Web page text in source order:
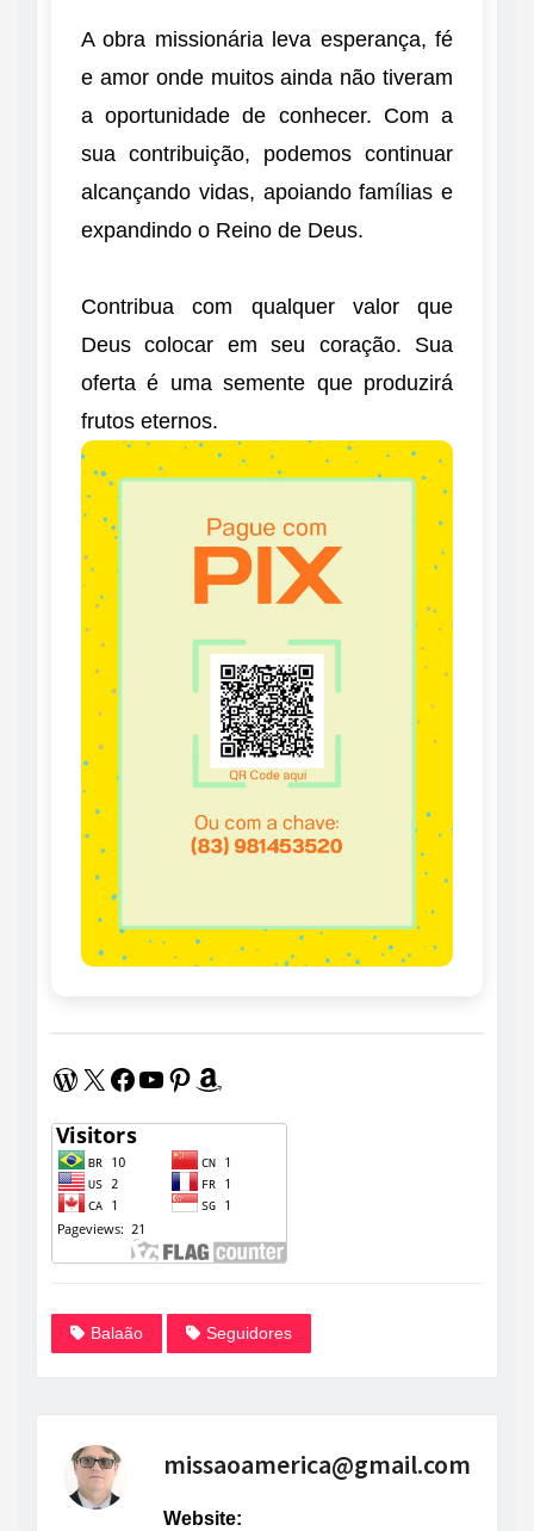
A obra missionária leva esperança, fé
e amor onde muitos ainda não tiveram
a oportunidade de conhecer. Com a
sua contribuição, podemos continuar
alcançando vidas, apoiando famílias e
expandindo o Reino de Deus.
Contribua com qualquer valor que
Deus colocar em seu coração. Sua
oferta é uma semente que produzirá
frutos eternos.
WordPress X Facebook Youtube Pinterest Amazon
Balaão Seguidores
missaoamerica@gmail.com
Website: